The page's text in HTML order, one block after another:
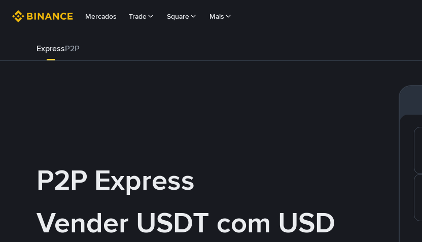
Mercados Trade Square Mais
ExpressP2P
P2P Express
Vender USDT com USD